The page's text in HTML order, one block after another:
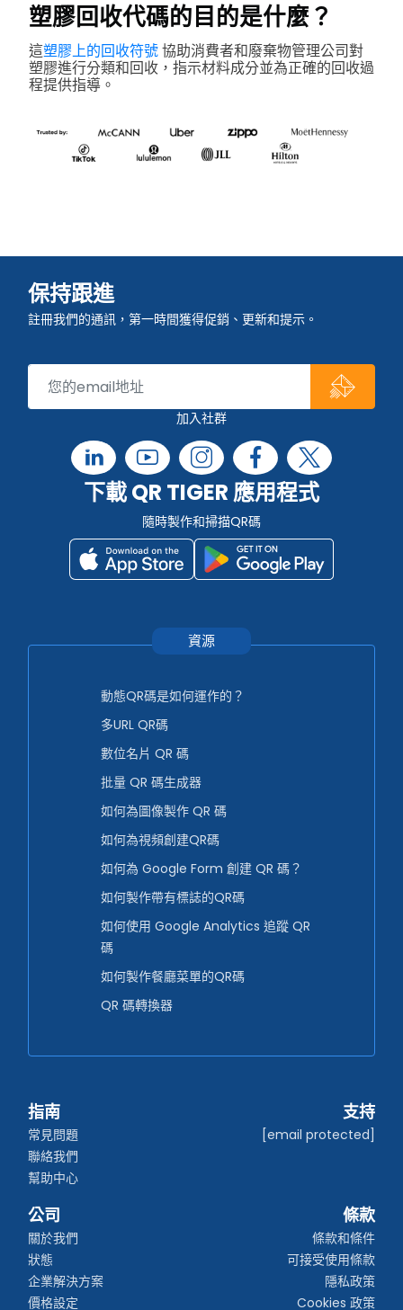
塑膠回收代碼的目的是什麼？
這塑膠上的回收符號協助消費者和廢棄物管理公司對
塑膠進行分類和回收，指示材料成分並為正確的回收過
程提供指導。
保持跟進
註冊我們的通訊，第一時間獲得促銷、更新和提示。
加入社群
下載 QR TIGER 應用程式
隨時製作和掃描QR碼
資源
動態QR碼是如何運作的？
多URL QR碼
數位名片 QR 碼
批量 QR 碼生成器
如何為圖像製作 QR 碼
如何為視頻創建QR碼
如何為 Google Form 創建 QR 碼？
如何製作帶有標誌的QR碼
如何使用 Google Analytics 追蹤 QR
碼
如何製作餐廳菜單的QR碼
QR 碼轉換器
指南
常見問題
聯絡我們
幫助中心
支持
[email protected]
公司
關於我們
狀態
企業解決方案
價格設定
條款
條款和條件
可接受使用條款
隱私政策
Cookies 政策